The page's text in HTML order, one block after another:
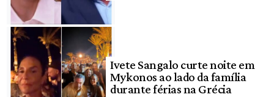
Ivete Sangalo curte noite em
Mykonos ao lado da família
durante férias na Grécia